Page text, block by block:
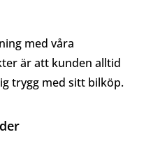
med våra
är att kunden alltid
trygg med sitt bilköp.